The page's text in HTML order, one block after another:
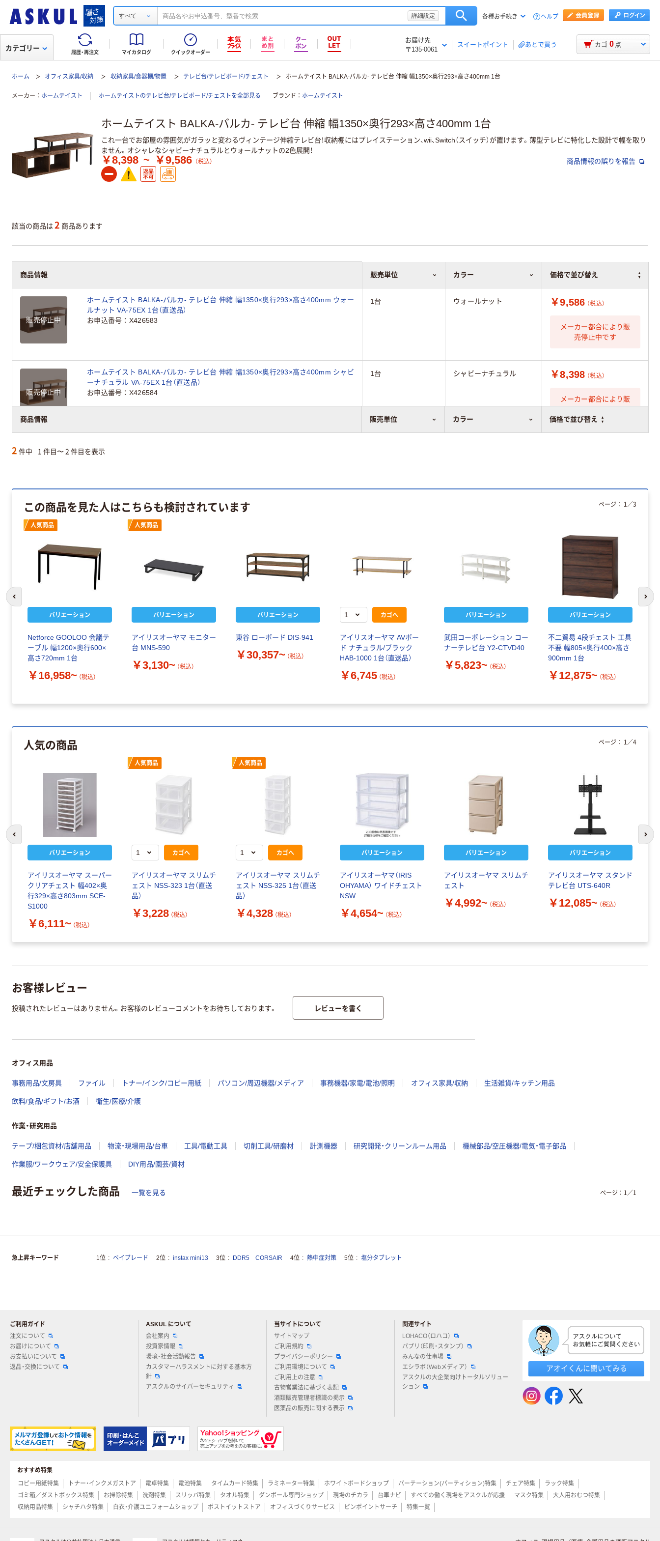
すべて 詳細設定 各種お手続き ヘルプ
履歴・再注文 マイカタログ クイックオーダー
お届け先
〒135-0061
スイートポイント あとで買う
カテゴリー カゴ 0 点
ホーム オフィス家具/収納 収納家具/食器棚/物置 テレビ台/テレビボード/チェスト ホームテイスト BALKA-バルカ- テレビ台 伸縮 幅1350×奥行293×高さ400mm 1台
メーカー ホームテイスト ホームテイストのテレビ台/テレビボード/チェストを全部見る ブランド ホームテイスト
ホームテイスト BALKA-バルカ- テレビ台 伸縮 幅1350×奥行293×高さ400mm 1台
これ一台でお部屋の雰囲気がガラッと変わるヴィンテージ伸縮テレビ台！収納棚にはプレイステーション、wii、Switch（スイッチ）が置けます。薄型テレビに特化した設計で幅を取り
ません。オシャレなシャビーナチュラルとウォールナットの2色展開！
￥8,398 ~ ￥9,586 （税込） 商品情報の誤りを報告
該当の商品は 2 商品あります
商品情報 販売単位 カラー 価格で並び替え
商品情報 販売単位 カラー 価格で並び替え
販売停止中
ホームテイスト BALKA-バルカ- テレビ台 伸縮 幅1350×奥行293×高さ400mm ウォー
ルナット VA-75EX 1台（直送品）
お申込番号
X426583
1台 ウォールナット ￥9,586 （税込）
メーカー都合により販
売停止中です
販売停止中
ホームテイスト BALKA-バルカ- テレビ台 伸縮 幅1350×奥行293×高さ400mm シャビ
ーナチュラル VA-75EX 1台（直送品）
お申込番号
X426584
1台 シャビーナチュラル ￥8,398 （税込）
メーカー都合により販
2 件中 1 件目〜 2 件目を表示
この商品を見た人はこちらも検討されています
人気商品
バリエーション
Netforce GOOLOO 会議テ
ーブル 幅1200×奥行600×
高さ720mm 1台
￥16,958~ （税込）
人気商品
バリエーション
アイリスオーヤマ モニター
台 MNS-590
￥3,130~ （税込）
バリエーション
東谷 ローボード DIS-941
￥30,357~ （税込）
カゴへ
アイリスオーヤマ AVボー
ド ナチュラル/ブラック
HAB-1000 1台（直送品）
￥6,745 （税込）
バリエーション
武田コーポレーション コー
ナーテレビ台 Y2-CTVD40
￥5,823~ （税込）
バリエーション
不二貿易 4段チェスト 工具
不要 幅805×奥行400×高さ
900mm 1台
￥12,875~ （税込）
ページ： 1 ／3
次
人気の商品
バリエーション
アイリスオーヤマ スーパー
クリアチェスト 幅402×奥
行329×高さ803mm SCE-
S1000
￥6,111~ （税込）
人気商品
カゴへ
アイリスオーヤマ スリムチ
ェスト NSS-323 1台（直送
品）
￥3,228 （税込）
人気商品
カゴへ
アイリスオーヤマ スリムチ
ェスト NSS-325 1台（直送
品）
￥4,328 （税込）
バリエーション
アイリスオーヤマ（IRIS
OHYAMA） ワイドチェスト
NSW
￥4,654~ （税込）
バリエーション
アイリスオーヤマ スリムチ
ェスト
￥4,992~ （税込）
バリエーション
アイリスオーヤマ スタンド
テレビ台 UTS-640R
￥12,085~ （税込）
ページ： 1 ／4
前のスライドへ 次
お客様レビュー
投稿されたレビューはありません。お客様のレビューコメントをお待ちしております。 レビューを書く
オフィス用品
事務用品/文房具 ファイル トナー/インク/コピー用紙 パソコン/周辺機器/メディア 事務機器/家電/電池/照明 オフィス家具/収納 生活雑貨/キッチン用品
飲料/食品/ギフト/お酒 衛生/医療/介護
作業・研究用品
テープ/梱包資材/店舗用品 物流・現場用品/台車 工具/電動工具 切削工具/研磨材 計測機器 研究開発・クリーンルーム用品 機械部品/空圧機器/電気・電子部品
作業服/ワークウェア/安全保護具 DIY用品/園芸/資材
最近チェックした商品 一覧を見る ページ： 1 ／1
急上昇キーワード 1位 ベイブレード 2位 instax mini13 3位 DDR5 CORSAIR 4位 熱中症対策 5位 塩分タブレット
ご利用ガイド
注文について
お届けについて
お支払いについて
返品・交換について
ASKUL について
会社案内
投資家情報
環境・社会活動報告
カスタマーハラスメントに対する基本方
針
アスクルのサイバーセキュリティ
当サイトについて
サイトマップ
ご利用規約
プライバシーポリシー
ご利用環境について
ご利用上の注意
古物営業法に基づく表記
酒類販売管理者標識の掲示
医薬品の販売に関する表示
関連サイト
LOHACO（ロハコ）
パプリ（印刷・スタンプ）
みんなの仕事場
エシラボ（Webメディア）
アスクルの大企業向けトータルソリュー
ション
アオイくんに聞いてみる
おすすめ特集
コピー用紙特集
トナー・インクメガストア 電卓特集 電池特集 タイムカード特集 ラミネーター特集 ホワイトボードショップ パーテーション(パーティション)特集 チェア特集
ラック特集
ゴミ箱／ダストボックス特集
お掃除特集 洗剤特集 スリッパ特集 タオル特集 ダンボール専門ショップ 現場のチカラ 台車ナビ すべての働く現場をアスクルが応援 マスク特集
大人用おむつ特集
収納用品特集
シャチハタ特集 白衣・介護ユニフォームショップ ポストイットストア オフィスづくりサービス ピンポイントサーチ 特集一覧